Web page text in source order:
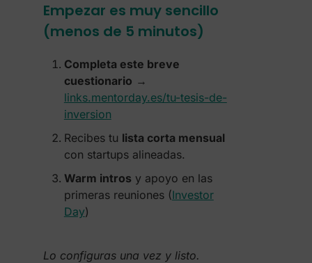
Empezar es muy sencillo
(menos de 5 minutos)
Completa este breve
cuestionario →
links.mentorday.es/tu-tesis-de-
inversion
Recibes tu lista corta mensual
con startups alineadas.
Warm intros y apoyo en las
primeras reuniones (Investor
Day)
Lo configuras una vez y listo.